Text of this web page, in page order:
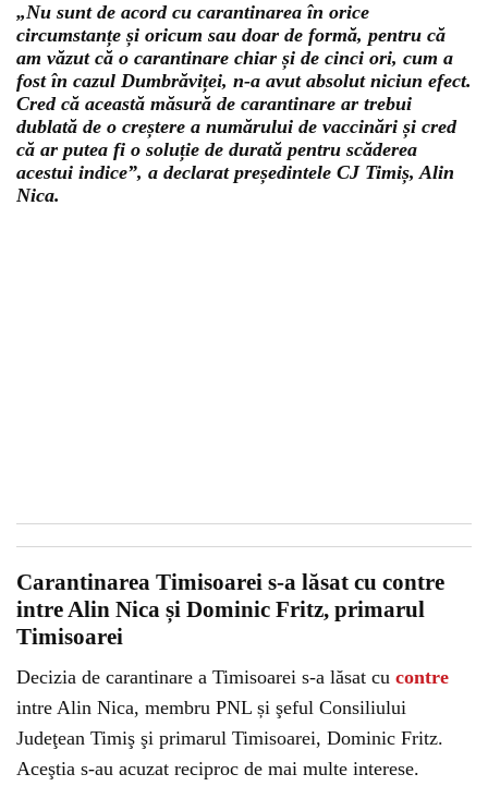
„Nu sunt de acord cu carantinarea în orice
circumstanțe și oricum sau doar de formă, pentru că
am văzut că o carantinare chiar și de cinci ori, cum a
fost în cazul Dumbrăviței, n-a avut absolut niciun efect.
Cred că această măsură de carantinare ar trebui
dublată de o creștere a numărului de vaccinări și cred
că ar putea fi o soluție de durată pentru scăderea
acestui indice”, a declarat președintele CJ Timiș, Alin
Nica.
Carantinarea Timisoarei s-a lăsat cu contre
intre Alin Nica și Dominic Fritz, primarul
Timisoarei
Decizia de carantinare a Timisoarei s-a lăsat cu contre
intre Alin Nica, membru PNL și şeful Consiliului
Judeţean Timiş şi primarul Timisoarei, Dominic Fritz.
Aceştia s-au acuzat reciproc de mai multe interese.